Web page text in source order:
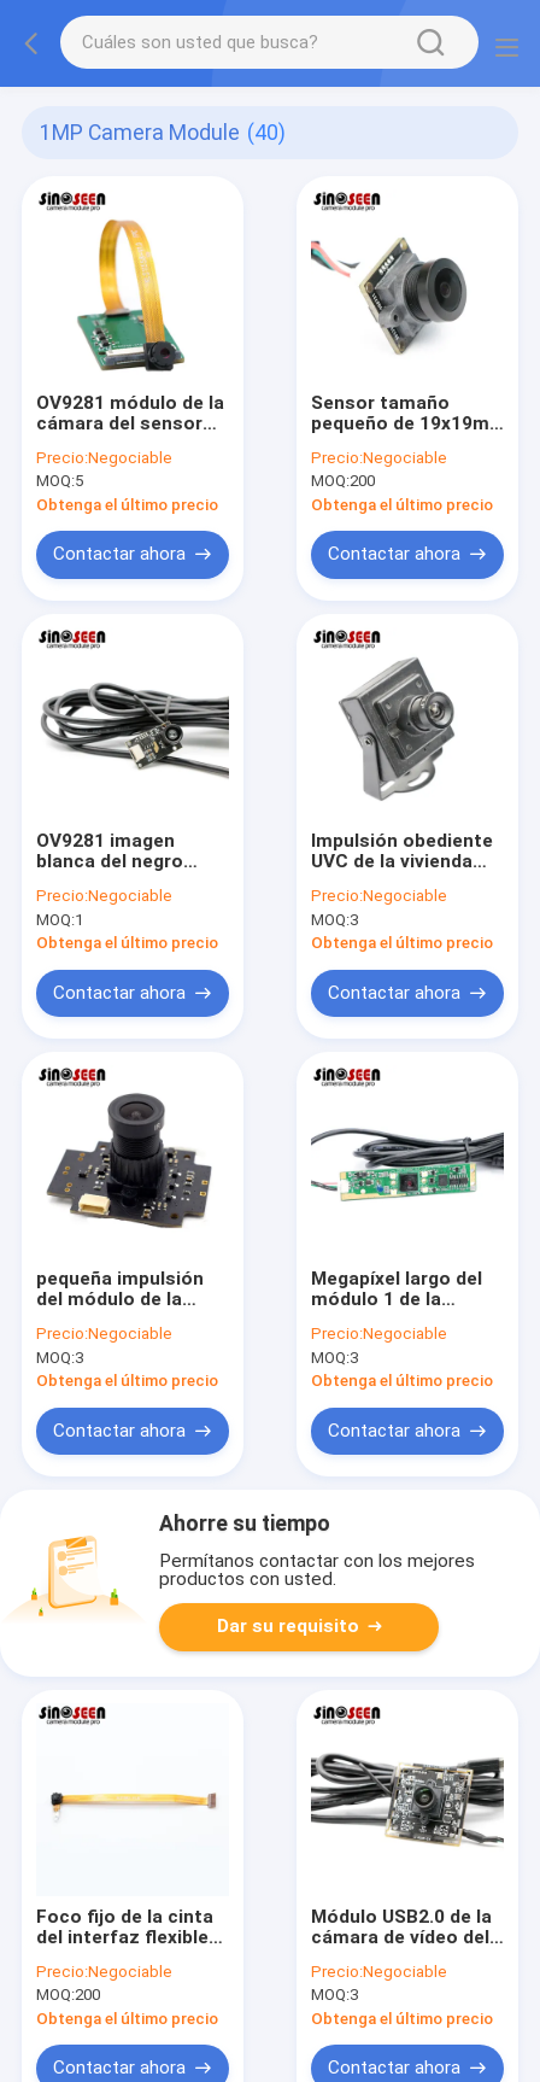
1MP Camera Module (40)
OV9281 módulo de la
cámara del sensor
prueba industrial
Precio:Negociable
MOQ:5
Obtenga el último precio
Contactar ahora
Sensor tamaño
pequeño de 19x19m
Module H42 para el
escáner del código
de barras del CCTV
Precio:Negociable
MOQ:200
Obtenga el último precio
Contactar ahora
OV9281 imagen
blanca del negro
1MP Monochrome
Camera Module
Precio:Negociable
MOQ:1
Obtenga el último precio
Contactar ahora
Impulsión obediente
UVC de la vivienda
Module HD 720p del
metal
Precio:Negociable
MOQ:3
Obtenga el último precio
Contactar ahora
pequeña impulsión
del módulo de la
OV9712 de 1mp 720p
HD libre para el
coche DVR
Precio:Negociable
MOQ:3
Obtenga el último precio
Contactar ahora
Megapíxel largo del
módulo 1 de la
HD Cmos USB de la
tira con el LED
Precio:Negociable
MOQ:3
Obtenga el último precio
Contactar ahora
Ahorre su tiempo
Permítanos contactar con los mejores
productos con usted.
Dar su requisito
Foco fijo de la cinta
del interfaz flexible
Camera Module MIPI
Precio:Negociable
MOQ:200
Obtenga el último precio
Contactar ahora
Módulo USB2.0 de la
cámara de vídeo del
con el sensor
GC1064
Precio:Negociable
MOQ:3
Obtenga el último precio
Contactar ahora